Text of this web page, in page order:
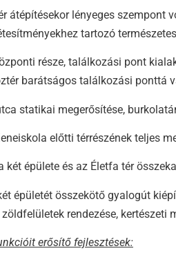
átépítésekor lényeges szempont
tartozó
része, találkozási pont
barátságos találkozási ponttá
statikai megerősítése,
előtti térrészének teljes
két épülete és az Életfa tér
épületét összekötő gyalogút
rendezése, kertészeti
erősítő fejlesztések: